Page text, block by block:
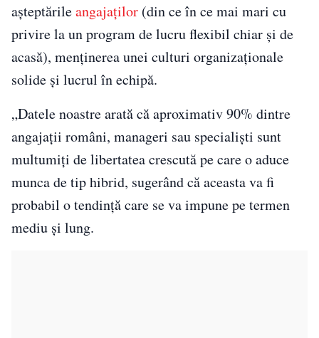
aşteptărileangajaţilor (din ce în ce mai mari cu
privire la un program de lucru flexibil chiar şi de
acasă), menţinerea unei culturi organizaţionale
solide şi lucrul în echipă.
„Datele noastre arată că aproximativ 90% dintre
angajaţii români, manageri sau specialişti sunt
multumiţi de libertatea crescută pe care o aduce
munca de tip hibrid, sugerând că aceasta va fi
probabil o tendinţă care se va impune pe termen
mediu şi lung.